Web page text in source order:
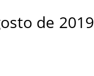
de 2019